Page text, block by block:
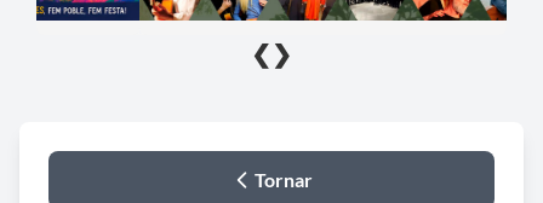
❮ ❯
Tornar